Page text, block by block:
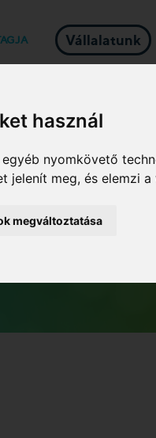
használ
nyomkövető
jelenít meg, és elemzi
megváltoztatása
Vállalatunk